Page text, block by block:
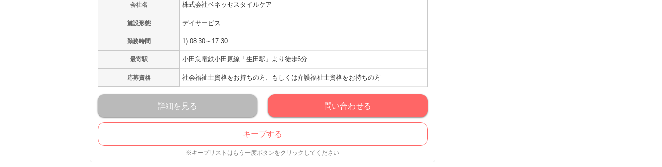
会社名 株式会社ベネッセスタイルケア
施設形態 デイサービス
勤務時間 1) 08:30～17:30
最寄駅 小田急電鉄小田原線「生田駅」より徒歩6分
応募資格 社会福祉士資格をお持ちの方、もしくは介護福祉士資格をお持ちの方
詳細を見る 問い合わせる
キープする
※キープリストはもう一度ボタンをクリックしてください